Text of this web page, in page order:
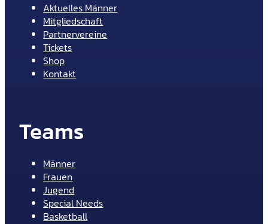
Aktuelles Männer
Mitgliedschaft
Partnervereine
Tickets
Shop
Kontakt
Teams
Männer
Frauen
Jugend
Special Needs
Basketball